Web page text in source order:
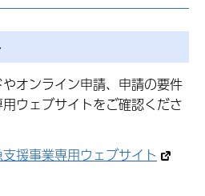
オンライン申請、申請の要件
ウェブサイトをご確認くださ
援事業専用ウェブサイト